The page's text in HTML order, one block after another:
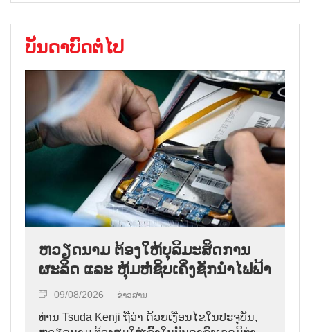
ບັນດາບົດຕໍ່ໄປ
ຫວຽດນາມ ຕ້ອງໃຫ້ບຸລິມະສິດການ
ຜະລິດ ແລະ ຫຸ້ມຫໍ່ຊິບເຄິ່ງຊັກນຳໄຟຟ້າ
09/08/2026 ຂ່າວສານ
ທ່ານ Tsuda Kenji ຖືວ່າ ດ້ວຍເງື່ອນໄຂໃນປະຈຸບັນ,